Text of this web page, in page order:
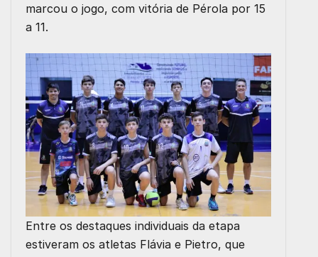
marcou o jogo, com vitória de Pérola por 15
a 11.
Entre os destaques individuais da etapa
estiveram os atletas Flávia e Pietro, que